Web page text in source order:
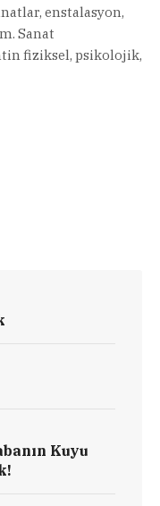
enstalasyon,
Sanat
fiziksel, psikolojik,
Kuyu